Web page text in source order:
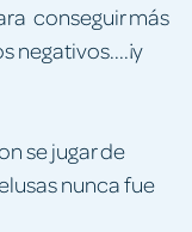
conseguir más
negativos....¡y
se jugar de
nunca fue